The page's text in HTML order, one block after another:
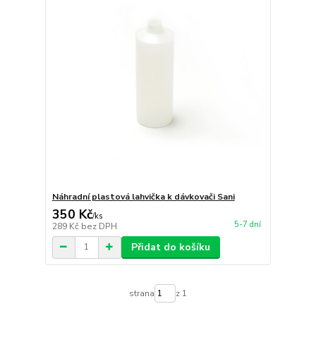
Náhradní plastová lahvička k dávkovači Sani
350 Kč/ks
289 Kč bez DPH 5-7 dní
Přidat do košíku
strana z 1